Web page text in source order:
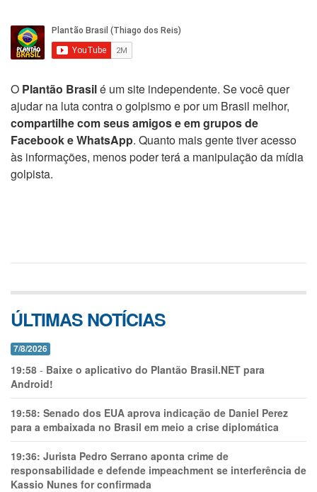
O Plantão Brasilé um site independente. Se você quer
ajudar na luta contra o golpismo e por um Brasil melhor,
compartilhe com seus amigos e em grupos de
Facebook e WhatsApp. Quanto mais gente tiver acesso
às informações, menos poder terá a manipulação da mídia
golpista.
ÚLTIMAS NOTÍCIAS
7/8/2026
19:58 - Baixe o aplicativo do Plantão Brasil.NET para
Android!
19:58: Senado dos EUA aprova indicação de Daniel Perez
para a embaixada no Brasil em meio a crise diplomática
19:36: Jurista Pedro Serrano aponta crime de
responsabilidade e defende impeachment se interferência de
Kassio Nunes for confirmada